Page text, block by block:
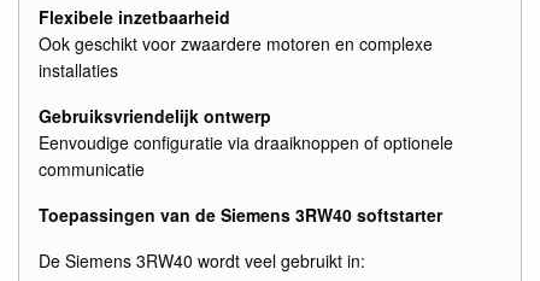
Flexibele inzetbaarheid
Ook geschikt voor zwaardere motoren en complexe
installaties
Gebruiksvriendelijk ontwerp
Eenvoudige configuratie via draaiknoppen of optionele
communicatie
Toepassingen van de Siemens 3RW40 softstarter
De Siemens 3RW40 wordt veel gebruikt in: